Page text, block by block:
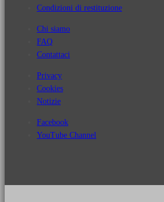
Condizioni di restituzione
Chi siamo
FAQ
Contattaci
Privacy
Cookies
Notizie
Facebook
YouTube Channel